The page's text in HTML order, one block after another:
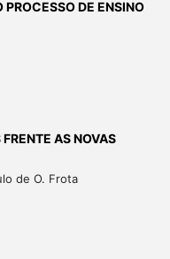
DE ENSINO
AS NOVAS
de O. Frota